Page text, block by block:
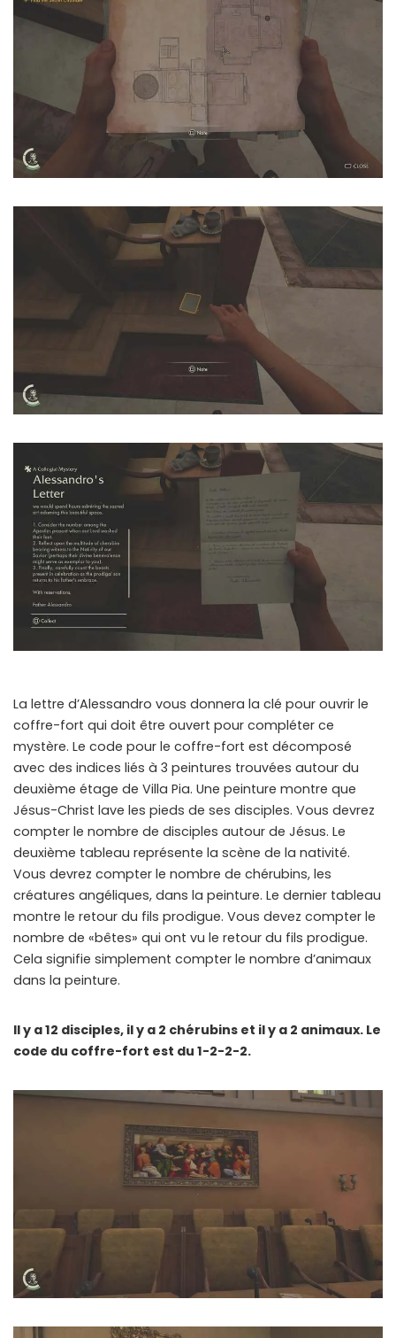
La lettre d’Alessandro vous donnera la clé pour ouvrir le
coffre-fort qui doit être ouvert pour compléter ce
mystère. Le code pour le coffre-fort est décomposé
avec des indices liés à 3 peintures trouvées autour du
deuxième étage de Villa Pia. Une peinture montre que
Jésus-Christ lave les pieds de ses disciples. Vous devrez
compter le nombre de disciples autour de Jésus. Le
deuxième tableau représente la scène de la nativité.
Vous devrez compter le nombre de chérubins, les
créatures angéliques, dans la peinture. Le dernier tableau
montre le retour du fils prodigue. Vous devez compter le
nombre de «bêtes» qui ont vu le retour du fils prodigue.
Cela signifie simplement compter le nombre d’animaux
dans la peinture.
Il y a 12 disciples, il y a 2 chérubins et il y a 2 animaux. Le
code du coffre-fort est du 1-2-2-2.